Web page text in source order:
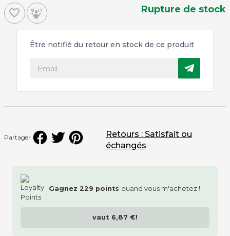
favorite_border Rupture de stock
Être notifié du retour en stock de ce produit
Partager
Gagnez 229 points quand vous m'achetez !
vaut 6,87 €!
Retours : Satisfait ou
échangés